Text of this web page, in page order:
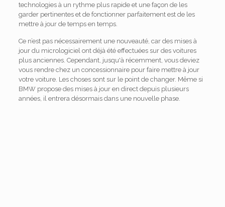
technologies à un rythme plus rapide et une façon de les
garder pertinentes et de fonctionner parfaitement est de les
mettre à jour de temps en temps.
Ce n’est pas nécessairement une nouveauté, car des mises à
jour du micrologiciel ont déjà été effectuées sur des voitures
plus anciennes. Cependant, jusqu'à récemment, vous deviez
vous rendre chez un concessionnaire pour faire mettre à jour
votre voiture. Les choses sont sur le point de changer. Même si
BMW propose des mises à jour en direct depuis plusieurs
années, il entrera désormais dans une nouvelle phase.